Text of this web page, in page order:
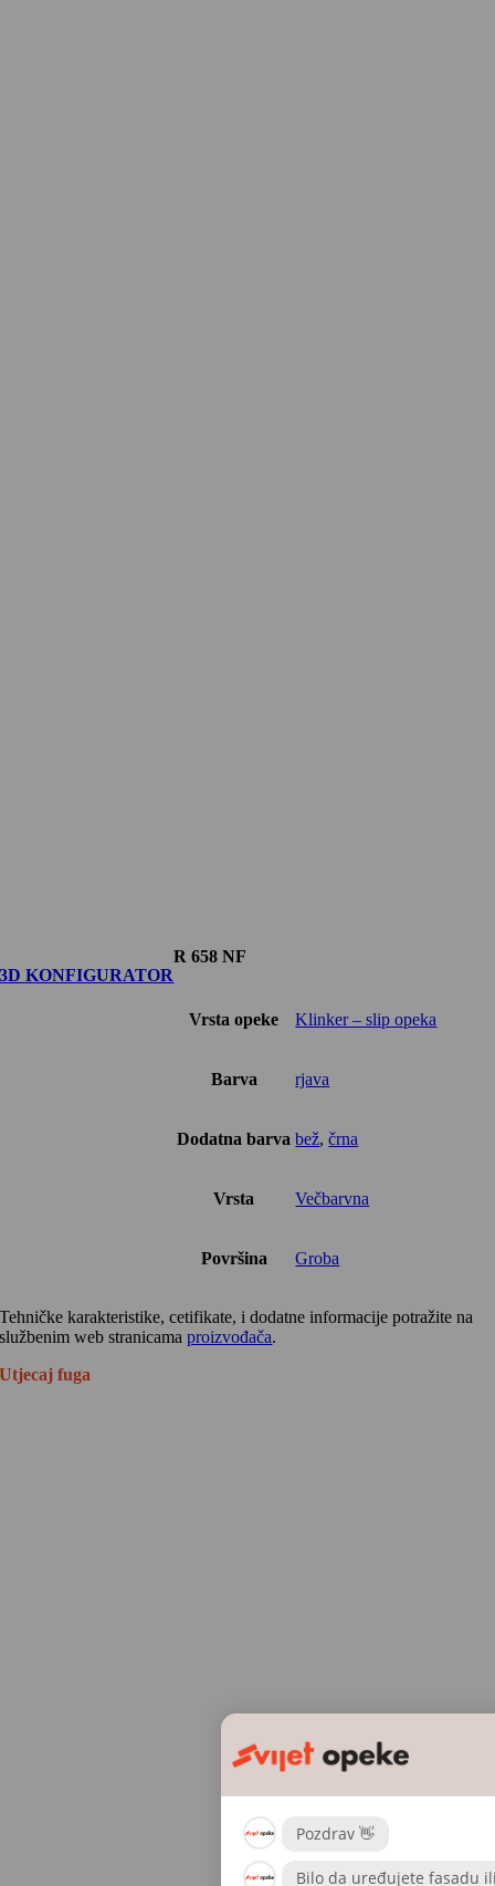
3D KONFIGURATOR
R 658 NF
Vrsta opeke Klinker – slip opeka
Barva rjava
Dodatna barva bež,črna
Vrsta Večbarvna
Površina Groba
Tehničke karakteristike, cetifikate, i dodatne informacije potražite na
službenim web stranicamaproizvođača.
Utjecaj fuga